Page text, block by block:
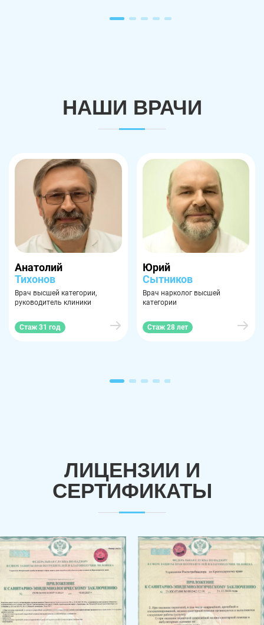
НАШИ ВРАЧИ
Анатолий
Тихонов
Врач высшей категории,
руководитель клиники
Стаж 31 год
Юрий
Сытников
Врач нарколог высшей
категории
Стаж 28 лет
ЛИЦЕНЗИИ И
СЕРТИФИКАТЫ